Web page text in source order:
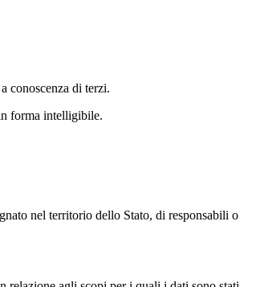
conoscenza di terzi.
forma intelligibile.
nel territorio dello Stato, di responsabili o